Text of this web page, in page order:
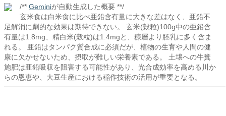
/** Geminiが自動生成した概要 **/
玄米食は白米食に比べ亜鉛含有量に大きな差はなく、亜鉛不
足解消に劇的な効果は期待できない。 玄米(穀粒)100g中の亜鉛含
有量は1.8mg、精白米(穀粒)は1.4mgと、糠層より胚乳に多く含ま
れる。 亜鉛はタンパク質合成に必須だが、植物の生育や人間の健
康に欠かせないため、摂取が難しい栄養素である。 土壌への牛糞
施肥は亜鉛吸収を阻害する可能性があり、光合成効率を高める川か
らの恩恵や、大豆生産における稲作技術の活用が重要となる。